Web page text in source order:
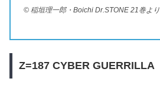
© 稲垣理一郎・Boichi Dr.STONE 21巻より
Z=187CYBER GUERRILLA